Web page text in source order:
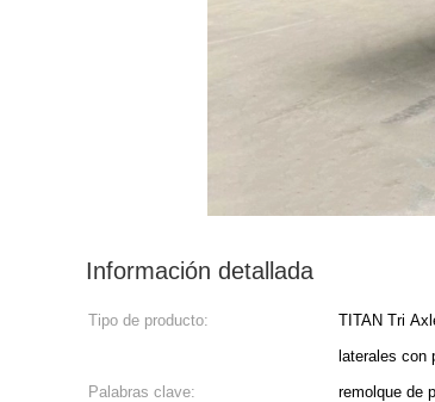
Información detallada
Tipo de producto:
TITAN Tri
laterales con
Palabras clave: remolque de